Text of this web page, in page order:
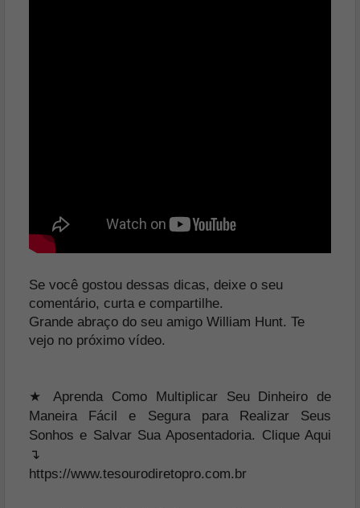
Se você gostou dessas dicas, deixe o seu
comentário, curta e compartilhe.
Grande abraço do seu amigo William Hunt. Te
vejo no próximo vídeo.
★ Aprenda Como Multiplicar Seu Dinheiro de
Maneira Fácil e Segura para Realizar Seus
Sonhos e Salvar Sua Aposentadoria. Clique Aqui
↴
https://www.tesourodiretopro.com.br